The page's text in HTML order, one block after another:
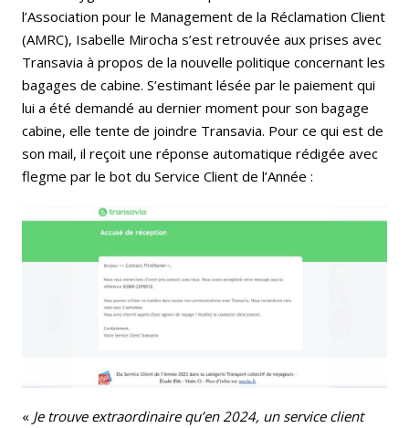
l’Association pour le Management de la Réclamation Client
(AMRC), Isabelle Mirocha s’est retrouvée aux prises avec
Transavia à propos de la nouvelle politique concernant les
bagages de cabine. S’estimant lésée par le paiement qui
lui a été demandé au dernier moment pour son bagage
cabine, elle tente de joindre Transavia. Pour ce qui est de
son mail, il reçoit une réponse automatique rédigée avec
flegme par le bot du Service Client de l’Année :
« Je trouve extraordinaire qu’en 2024, un service client